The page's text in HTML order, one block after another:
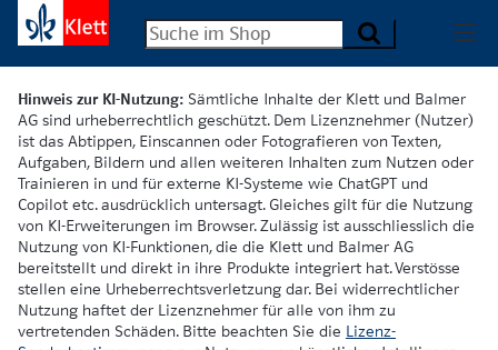
Hinweis zur KI-Nutzung: Sämtliche Inhalte der Klett und Balmer
AG sind urheberrechtlich geschützt. Dem Lizenznehmer (Nutzer)
ist das Abtippen, Einscannen oder Fotografieren von Texten,
Aufgaben, Bildern und allen weiteren Inhalten zum Nutzen oder
Trainieren in und für externe KI-Systeme wie ChatGPT und
Copilot etc. ausdrücklich untersagt. Gleiches gilt für die Nutzung
von KI-Erweiterungen im Browser. Zulässig ist ausschliesslich die
Nutzung von KI-Funktionen, die die Klett und Balmer AG
bereitstellt und direkt in ihre Produkte integriert hat. Verstösse
stellen eine Urheberrechtsverletzung dar. Bei widerrechtlicher
Nutzung haftet der Lizenznehmer für alle von ihm zu
vertretenden Schäden. Bitte beachten Sie die Lizenz-